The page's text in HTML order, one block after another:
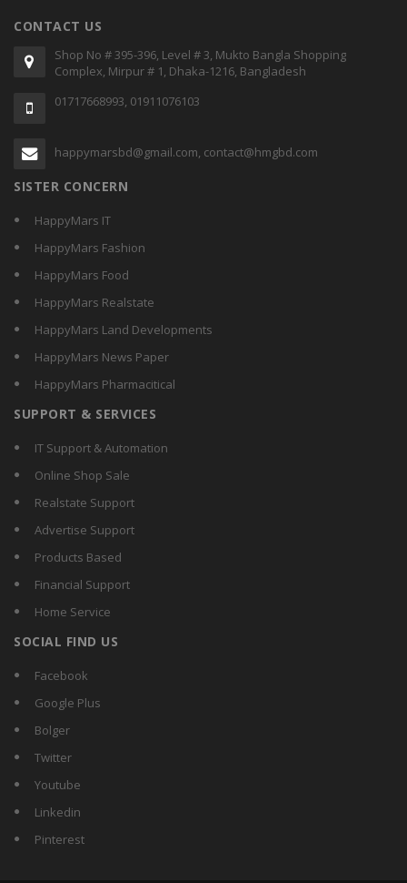
CONTACT US
Shop No # 395-396, Level # 3, Mukto Bangla Shopping
Complex, Mirpur # 1, Dhaka-1216, Bangladesh
01717668993, 01911076103
happymarsbd@gmail.com, contact@hmgbd.com
SISTER CONCERN
HappyMars IT
HappyMars Fashion
HappyMars Food
HappyMars Realstate
HappyMars Land Developments
HappyMars News Paper
HappyMars Pharmacitical
SUPPORT & SERVICES
IT Support & Automation
Online Shop Sale
Realstate Support
Advertise Support
Products Based
Financial Support
Home Service
SOCIAL FIND US
Facebook
Google Plus
Bolger
Twitter
Youtube
Linkedin
Pinterest